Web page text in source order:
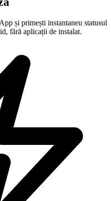
și primești instantaneu statusul
fără aplicații de instalat.